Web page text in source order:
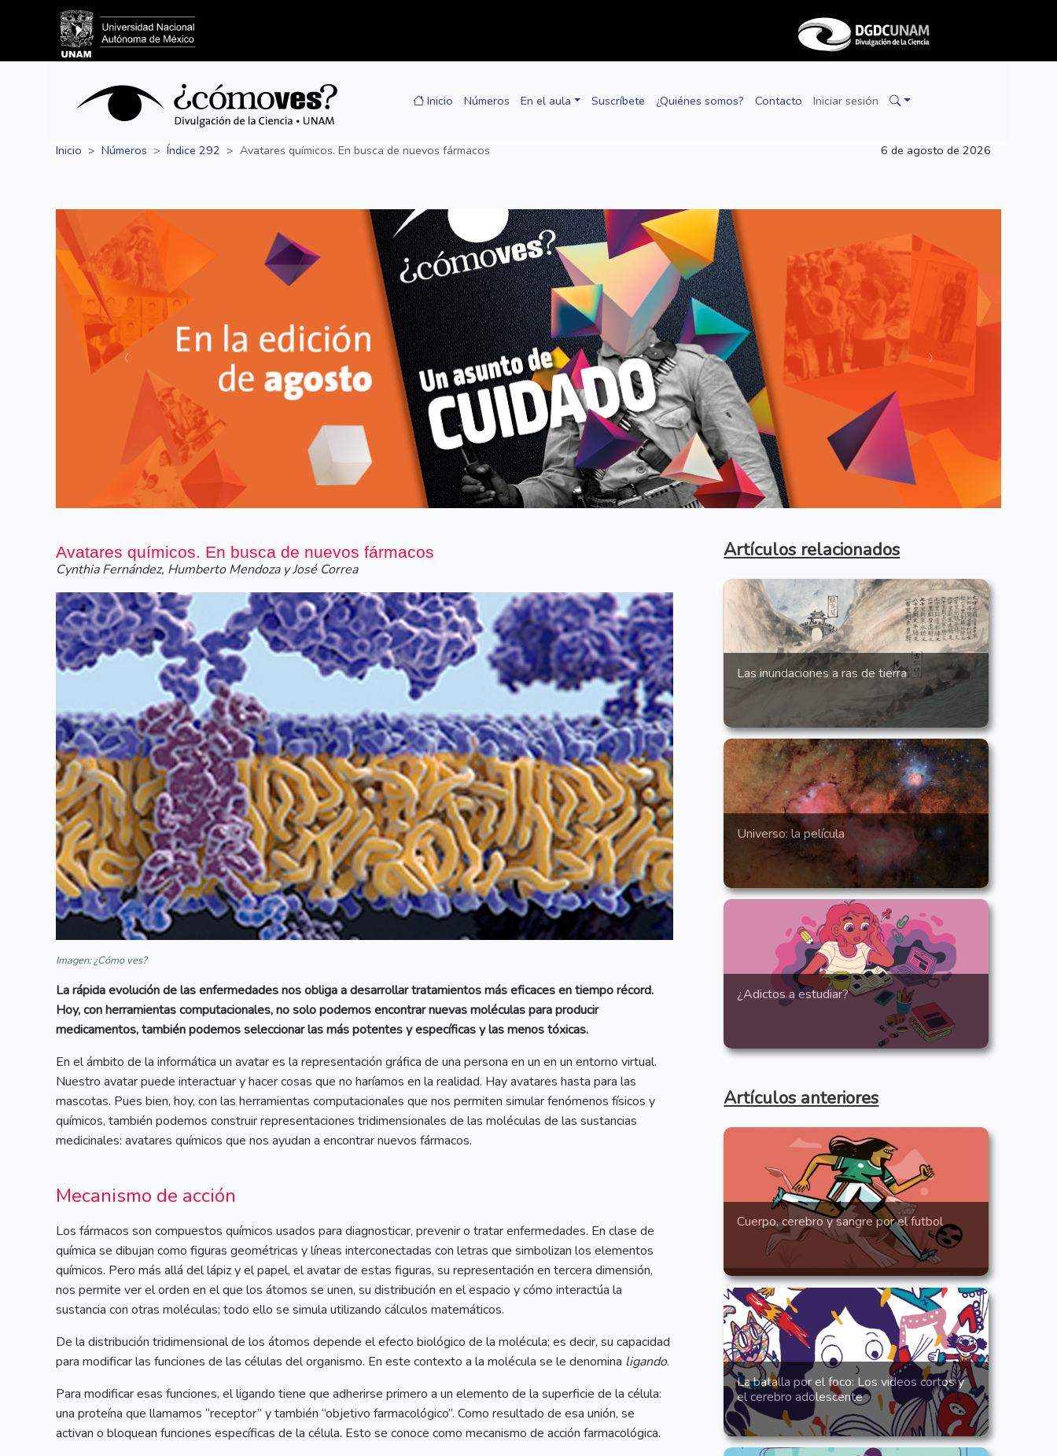
Inicio Números En el aula Suscríbete ¿Quiénes somos? Contacto Iniciar sesión
Inicio Números Índice 292 Avatares químicos. En busca de nuevos fármacos 6 de agosto de 2026
Siguiente Anterior
Avatares químicos. En busca de nuevos fármacos
Cynthia Fernández, Humberto Mendoza y José Correa
Imagen: ¿Cómo ves?
La rápida evolución de las enfermedades nos obliga a desarrollar tratamientos más eficaces en tiempo récord.
Hoy, con herramientas computacionales, no solo podemos encontrar nuevas moléculas para producir
medicamentos, también podemos seleccionar las más potentes y específicas y las menos tóxicas.
En el ámbito de la informática un avatar es la representación gráfica de una persona en un en un entorno virtual.
Nuestro avatar puede interactuar y hacer cosas que no haríamos en la realidad. Hay avatares hasta para las
mascotas. Pues bien, hoy, con las herramientas computacionales que nos permiten simular fenómenos físicos y
químicos, también podemos construir representaciones tridimensionales de las moléculas de las sustancias
medicinales: avatares químicos que nos ayudan a encontrar nuevos fármacos.
Mecanismo de acción
Los fármacos son compuestos químicos usados para diagnosticar, prevenir o tratar enfermedades. En clase de
química se dibujan como figuras geométricas y líneas interconectadas con letras que simbolizan los elementos
químicos. Pero más allá del lápiz y el papel, el avatar de estas figuras, su representación en tercera dimensión,
nos permite ver el orden en el que los átomos se unen, su distribución en el espacio y cómo interactúa la
sustancia con otras moléculas; todo ello se simula utilizando cálculos matemáticos.
De la distribución tridimensional de los átomos depende el efecto biológico de la molécula; es decir, su capacidad
para modificar las funciones de las células del organismo. En este contexto a la molécula se le denomina ligando.
Para modificar esas funciones, el ligando tiene que adherirse primero a un elemento de la superficie de la célula:
una proteína que llamamos “receptor” y también “objetivo farmacológico”. Como resultado de esa unión, se
activan o bloquean funciones específicas de la célula. Esto se conoce como mecanismo de acción farmacológica.
Artículos relacionados
Las inundaciones a ras de tierra
Universo: la película
¿Adictos a estudiar?
Artículos anteriores
Cuerpo, cerebro y sangre por el futbol
La batalla por el foco: Los videos cortos y
el cerebro adolescente